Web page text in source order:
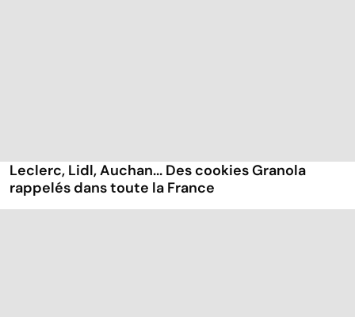
Leclerc, Lidl, Auchan... Des cookies Granola
rappelés dans toute la France